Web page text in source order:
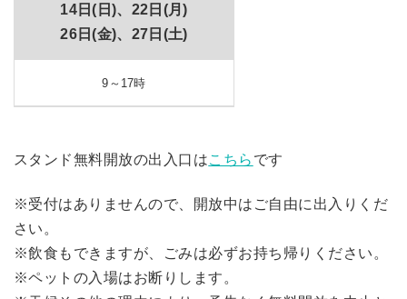
14日(日)、22日(月)
26日(金)、27日(土)
9～17時
スタンド無料開放の出入口はこちら です
※受付はありませんので、開放中はご自由に出入りくだ
さい。
※飲食もできますが、ごみは必ずお持ち帰りください。
※ペットの入場はお断りします。